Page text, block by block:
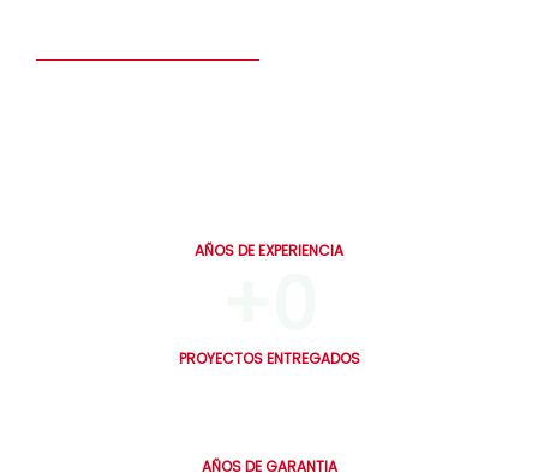
AÑOS DE EXPERIENCIA
PROYECTOS ENTREGADOS
AÑOS DE GARANTIA